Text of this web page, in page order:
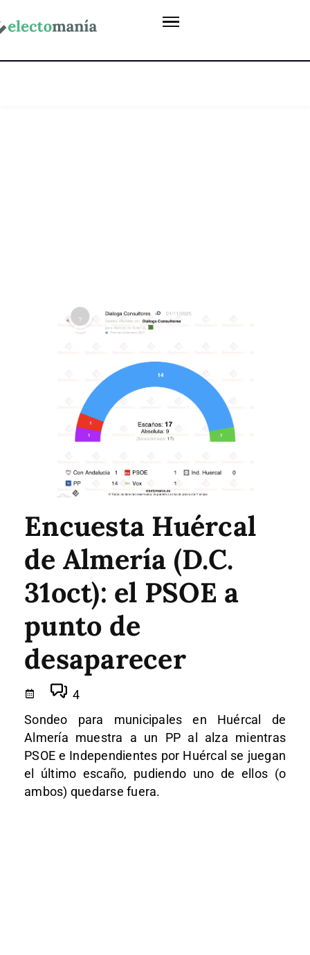
Encuesta Huércal
de Almería (D.C.
31oct): el PSOE a
punto de
desaparecer
4
Sondeo para municipales en Huércal de
Almería muestra a un PP al alza mientras
PSOE e Independientes por Huércal se juegan
el último escaño, pudiendo uno de ellos (o
ambos) quedarse fuera.